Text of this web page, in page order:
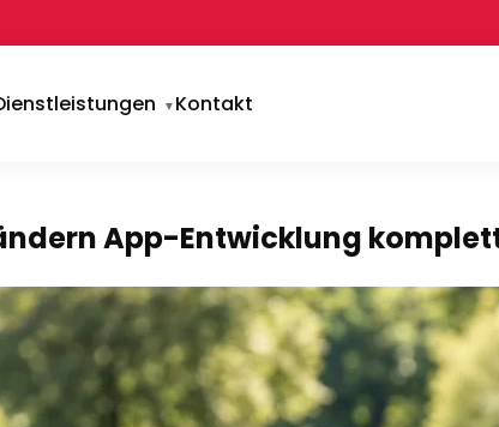
Kontakt
App-Entwicklung